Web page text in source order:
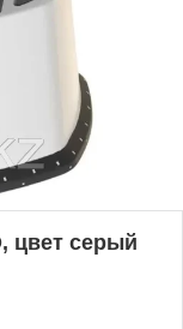
цвет серый